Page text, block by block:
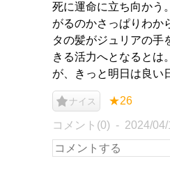
死に運命に立ち向かう
がるのかさっぱりわか
タの髪がジュリアの手
きる活力へとなるとは
が、きっと明日は良い
ナイス ★26
コメント(0) 2024/